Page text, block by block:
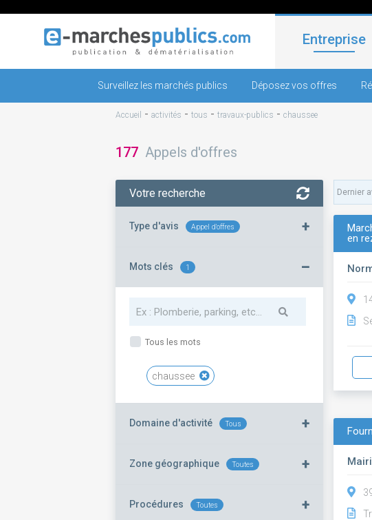
Entreprise
Surveillez les marchés publics Déposez vos offres
Accueil - activités - tous - travaux-publics - chaussee
177 Appels d'offres
Votre recherche
Type d'avis Appel d'offres +
Mots clés 1 –
Tous les mots
chaussee
Domaine d'activité Tous +
Zone géographique Toutes +
Procédures Toutes +
en